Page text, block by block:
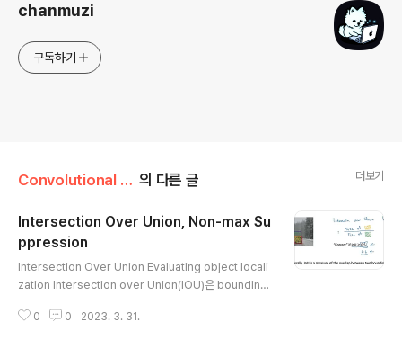
chanmuzi
구독하기
Convolutional Neural Networks/3주차 의 다른 글 더보기
Intersection Over Union, Non-max Su
ppression
Intersection Over Union Evaluating object locali
zation Intersection over Union(IOU)은 bounding
예측과 실제 정답이 겹치는 노란 부분 / 예측과 실제 정답의
0 0 2023. 3. 31.